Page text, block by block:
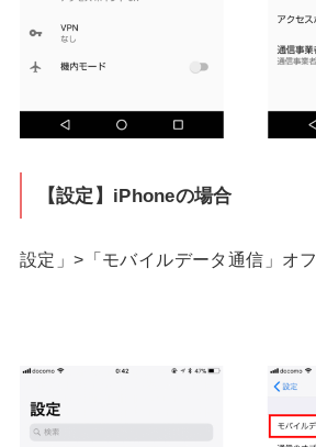
【設定】iPhoneの場合
設定」>「モバイルデータ通信」オフ